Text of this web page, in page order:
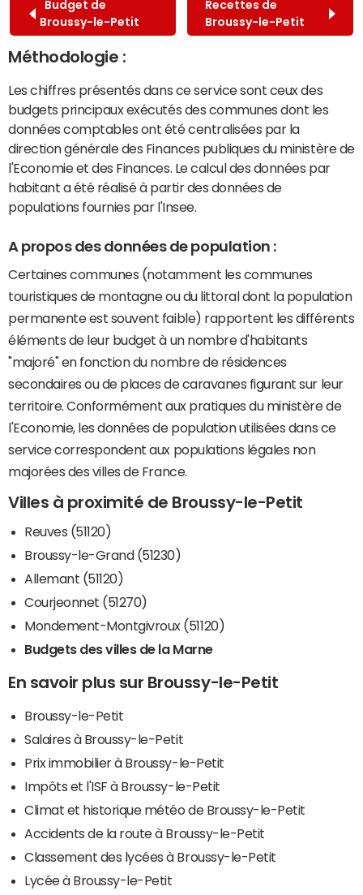
Budget de
Broussy-le-Petit
Recettes de
Broussy-le-Petit
Méthodologie :
Les chiffres présentés dans ce service sont ceux des
budgets principaux exécutés des communes dont les
données comptables ont été centralisées par la
direction générale des Finances publiques du ministère de
l'Economie et des Finances. Le calcul des données par
habitant a été réalisé à partir des données de
populations fournies par l'Insee.
A propos des données de population :
Certaines communes (notamment les communes
touristiques de montagne ou du littoral dont la population
permanente est souvent faible) rapportent les différents
éléments de leur budget à un nombre d'habitants
"majoré" en fonction du nombre de résidences
secondaires ou de places de caravanes figurant sur leur
territoire. Conformément aux pratiques du ministère de
l'Economie, les données de population utilisées dans ce
service correspondent aux populations légales non
majorées des villes de France.
Villes à proximité de Broussy-le-Petit
Reuves (51120)
Broussy-le-Grand (51230)
Allemant (51120)
Courjeonnet (51270)
Mondement-Montgivroux (51120)
Budgets des villes de la Marne
En savoir plus sur Broussy-le-Petit
Broussy-le-Petit
Salaires à Broussy-le-Petit
Prix immobilier à Broussy-le-Petit
Impôts et l'ISF à Broussy-le-Petit
Climat et historique météo de Broussy-le-Petit
Accidents de la route à Broussy-le-Petit
Classement des lycées à Broussy-le-Petit
Lycée à Broussy-le-Petit